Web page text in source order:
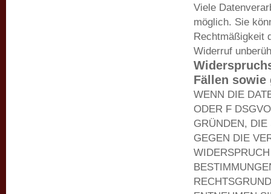
Viele
möglich. Sie
Rechtmäßigkeit
Widerruf
Fällen sowie
WENN DIE
ODER F
GRÜNDEN,
GEGEN DIE